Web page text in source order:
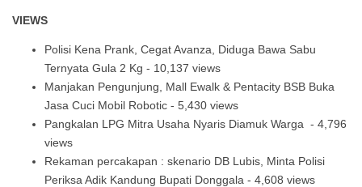
VIEWS
Polisi Kena Prank, Cegat Avanza, Diduga Bawa Sabu
Ternyata Gula 2 Kg - 10,137 views
Manjakan Pengunjung, Mall Ewalk & Pentacity BSB Buka
Jasa Cuci Mobil Robotic - 5,430 views
Pangkalan LPG Mitra Usaha Nyaris Diamuk Warga - 4,796
views
Rekaman percakapan : skenario DB Lubis, Minta Polisi
Periksa Adik Kandung Bupati Donggala - 4,608 views